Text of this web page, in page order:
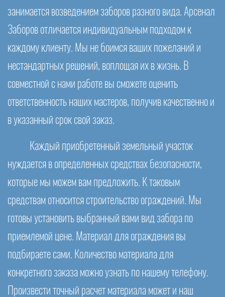
занимается возведением заборов разного вида. Арсенал
Заборов отличается индивидуальным подходом к
каждому клиенту. Мы не боимся ваших пожеланий и
нестандартных решений, воплощая их в жизнь. В
совместной с нами работе вы сможете оценить
ответственность наших мастеров, получив качественно и
в указанный срок свой заказ.
Каждый приобретенный земельный участок
нуждается в определенных средствах безопасности,
которые мы можем вам предложить. К таковым
средствам относится строительство ограждений. Мы
готовы установить выбранный вами вид забора по
приемлемой цене. Материал для ограждения вы
подбираете сами. Количество материала для
конкретного заказа можно узнать по нашему телефону.
Произвести точный расчет материала может и наш